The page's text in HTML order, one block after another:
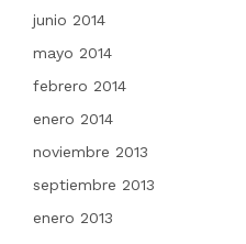
junio 2014
mayo 2014
febrero 2014
enero 2014
noviembre 2013
septiembre 2013
enero 2013